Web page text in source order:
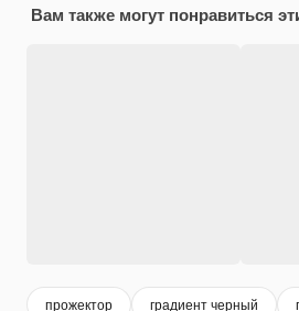
Вам также могут понравиться
прожектор градиент черный